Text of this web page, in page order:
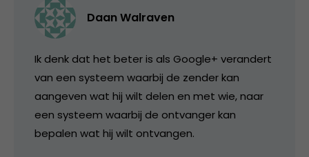
Daan Walraven
Ik denk dat het beter is als Google+ verandert
van een systeem waarbij de zender kan
aangeven wat hij wilt delen en met wie, naar
een systeem waarbij de ontvanger kan
bepalen wat hij wilt ontvangen.